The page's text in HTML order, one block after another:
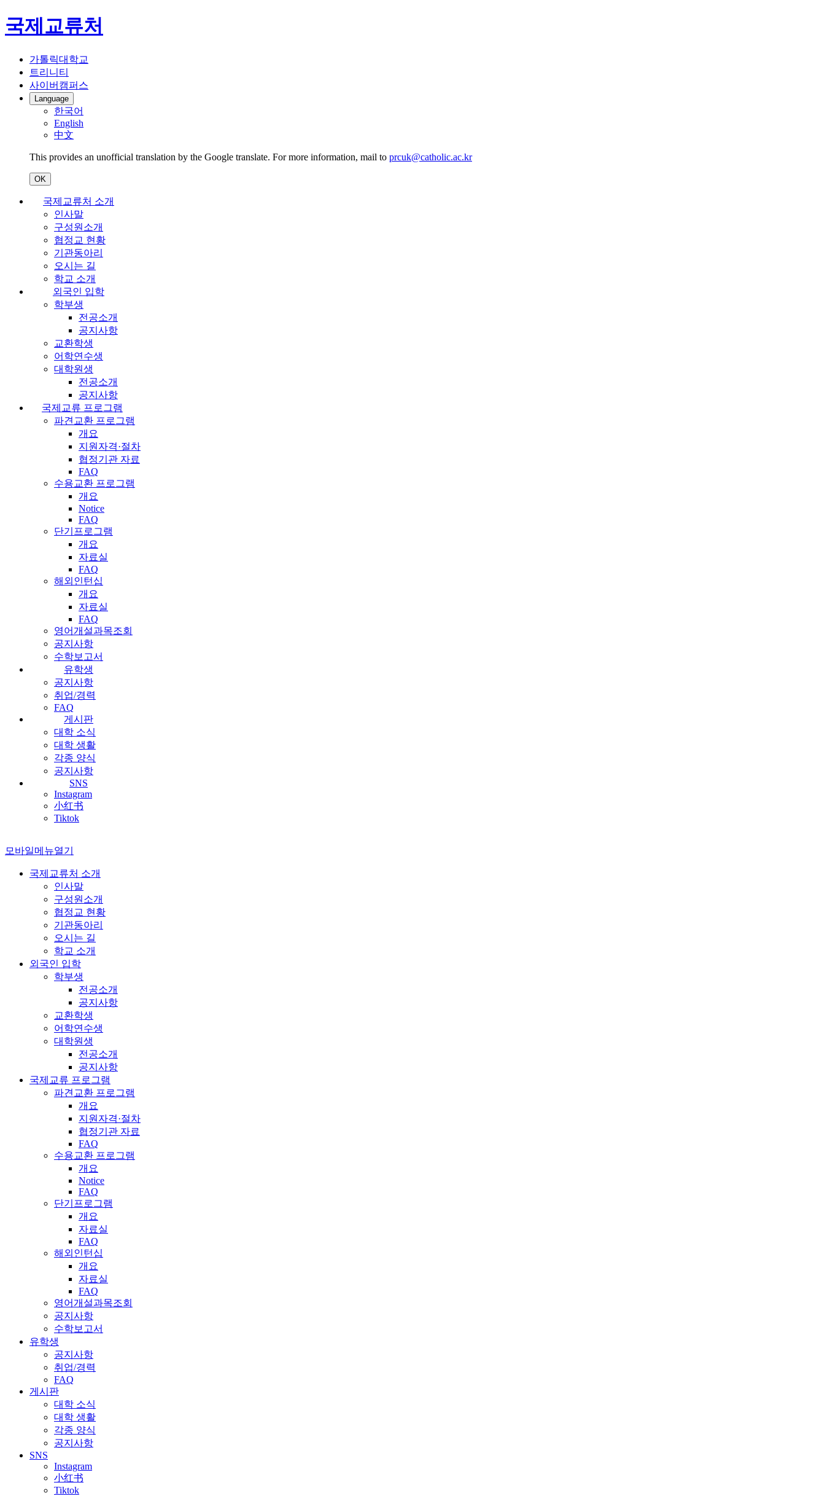
국제교류처
가톨릭대학교
트리니티
사이버캠퍼스
Language
한국어
English
中文
This provides an unofficial translation by the Google translate. For more information, mail to prcuk@catholic.ac.kr
OK
국제교류처 소개
인사말
구성원소개
협정교 현황
기관동아리
오시는 길
학교 소개
외국인 입학
학부생
전공소개
공지사항
교환학생
어학연수생
대학원생
전공소개
공지사항
국제교류 프로그램
파견교환 프로그램
개요
지원자격·절차
협정기관 자료
FAQ
수용교환 프로그램
개요
Notice
FAQ
단기프로그램
개요
자료실
FAQ
해외인턴십
개요
자료실
FAQ
영어개설과목조회
공지사항
수학보고서
유학생
공지사항
취업/경력
FAQ
게시판
대학 소식
대학 생활
각종 양식
공지사항
SNS
Instagram
小红书
Tiktok
모바일메뉴열기
국제교류처 소개
인사말
구성원소개
협정교 현황
기관동아리
오시는 길
학교 소개
외국인 입학
학부생
전공소개
공지사항
교환학생
어학연수생
대학원생
전공소개
공지사항
국제교류 프로그램
파견교환 프로그램
개요
지원자격·절차
협정기관 자료
FAQ
수용교환 프로그램
개요
Notice
FAQ
단기프로그램
개요
자료실
FAQ
해외인턴십
개요
자료실
FAQ
영어개설과목조회
공지사항
수학보고서
유학생
공지사항
취업/경력
FAQ
게시판
대학 소식
대학 생활
각종 양식
공지사항
SNS
Instagram
小红书
Tiktok